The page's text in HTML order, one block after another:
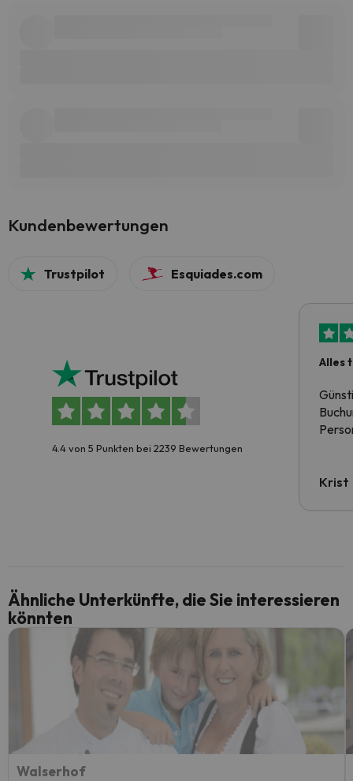
Kundenbewertungen
Trustpilot Esquiades.com
4.4 von 5 Punkten bei 2239 Bewertungen
Alles
Krist
Ähnliche Unterkünfte, die Sie interessieren
könnten
Walserhof